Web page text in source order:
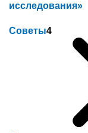
исследования»
Советы4